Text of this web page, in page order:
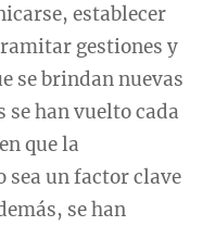
establecer
gestiones y
se brindan nuevas
han vuelto cada
que la
sea un factor clave
se han